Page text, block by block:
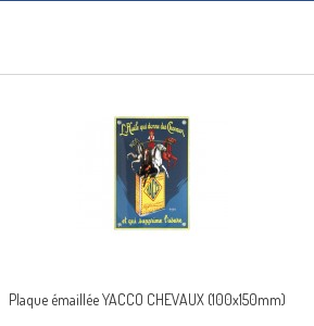
Plaque émaillée YACCO CHEVAUX (100x150mm)